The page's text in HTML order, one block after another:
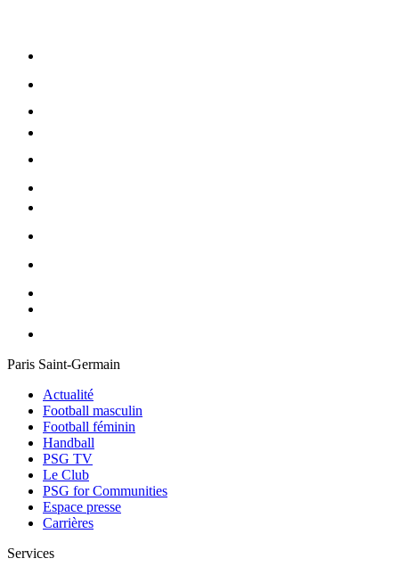
Paris Saint-Germain
Actualité
Football masculin
Football féminin
Handball
PSG TV
Le Club
PSG for Communities
Espace presse
Carrières
Services